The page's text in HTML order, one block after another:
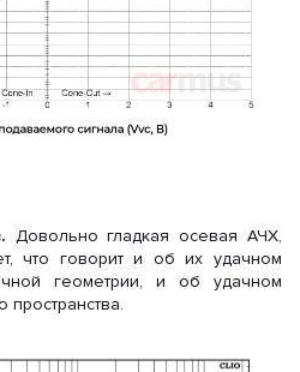
Довольно гладкая осевая АЧХ,
что говорит и об их удачном
геометрии, и об удачном